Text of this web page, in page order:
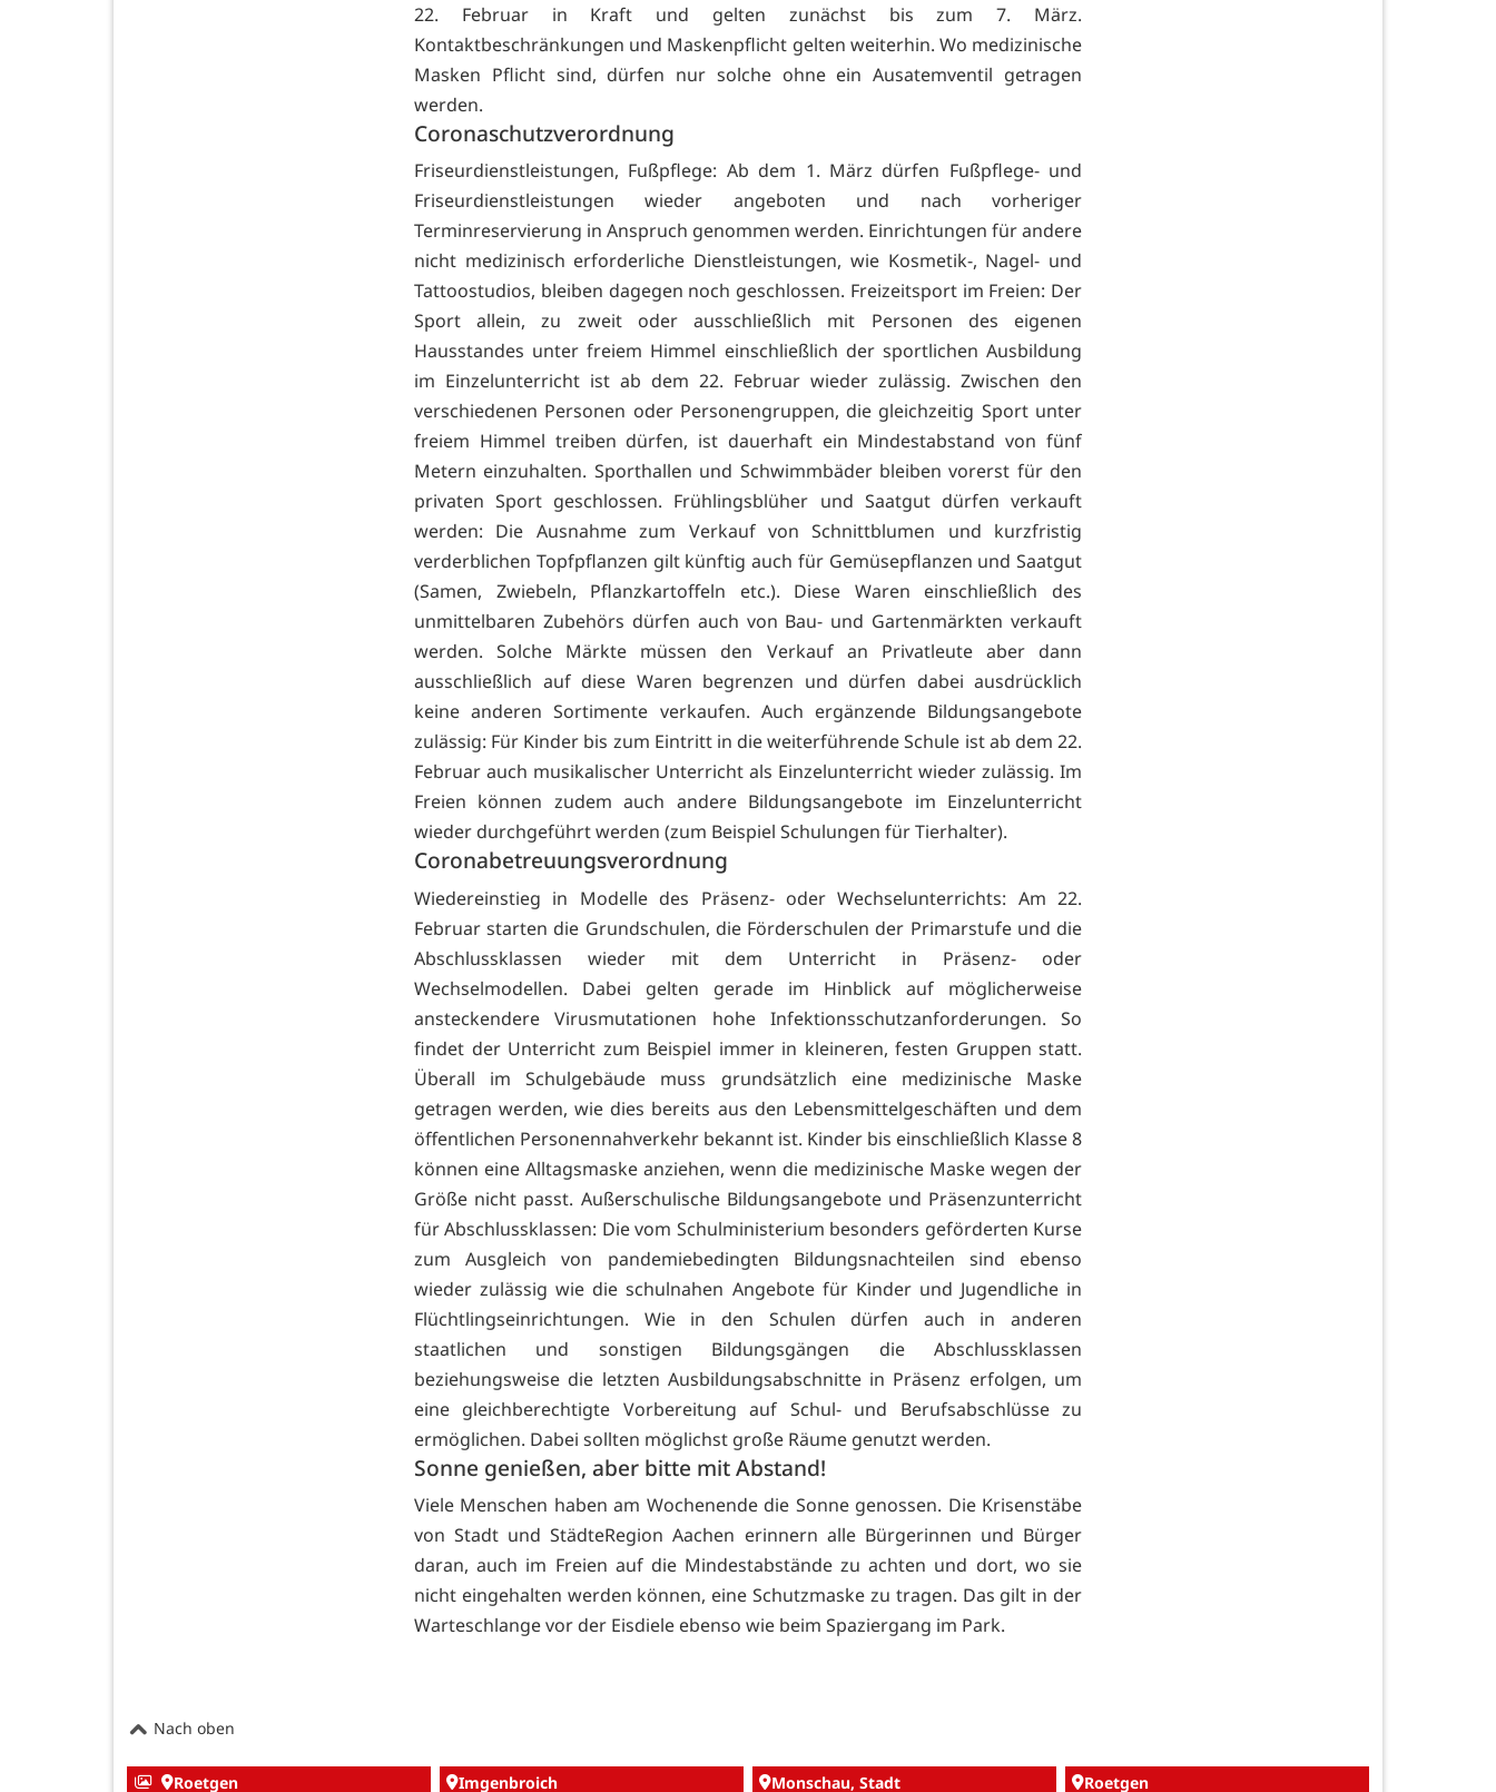
22. Februar in Kraft und gelten zunächst bis zum 7. März.
Kontaktbeschränkungen und Maskenpflicht gelten weiterhin. Wo medizinische
Masken Pflicht sind, dürfen nur solche ohne ein Ausatemventil getragen
werden.
Coronaschutzverordnung
Friseurdienstleistungen, Fußpflege: Ab dem 1. März dürfen Fußpflege- und
Friseurdienstleistungen wieder angeboten und nach vorheriger
Terminreservierung in Anspruch genommen werden. Einrichtungen für andere
nicht medizinisch erforderliche Dienstleistungen, wie Kosmetik-, Nagel- und
Tattoostudios, bleiben dagegen noch geschlossen. Freizeitsport im Freien: Der
Sport allein, zu zweit oder ausschließlich mit Personen des eigenen
Hausstandes unter freiem Himmel einschließlich der sportlichen Ausbildung
im Einzelunterricht ist ab dem 22. Februar wieder zulässig. Zwischen den
verschiedenen Personen oder Personengruppen, die gleichzeitig Sport unter
freiem Himmel treiben dürfen, ist dauerhaft ein Mindestabstand von fünf
Metern einzuhalten. Sporthallen und Schwimmbäder bleiben vorerst für den
privaten Sport geschlossen. Frühlingsblüher und Saatgut dürfen verkauft
werden: Die Ausnahme zum Verkauf von Schnittblumen und kurzfristig
verderblichen Topfpflanzen gilt künftig auch für Gemüsepflanzen und Saatgut
(Samen, Zwiebeln, Pflanzkartoffeln etc.). Diese Waren einschließlich des
unmittelbaren Zubehörs dürfen auch von Bau- und Gartenmärkten verkauft
werden. Solche Märkte müssen den Verkauf an Privatleute aber dann
ausschließlich auf diese Waren begrenzen und dürfen dabei ausdrücklich
keine anderen Sortimente verkaufen. Auch ergänzende Bildungsangebote
zulässig: Für Kinder bis zum Eintritt in die weiterführende Schule ist ab dem 22.
Februar auch musikalischer Unterricht als Einzelunterricht wieder zulässig. Im
Freien können zudem auch andere Bildungsangebote im Einzelunterricht
wieder durchgeführt werden (zum Beispiel Schulungen für Tierhalter).
Coronabetreuungsverordnung
Wiedereinstieg in Modelle des Präsenz- oder Wechselunterrichts: Am 22.
Februar starten die Grundschulen, die Förderschulen der Primarstufe und die
Abschlussklassen wieder mit dem Unterricht in Präsenz- oder
Wechselmodellen. Dabei gelten gerade im Hinblick auf möglicherweise
ansteckendere Virusmutationen hohe Infektionsschutzanforderungen. So
findet der Unterricht zum Beispiel immer in kleineren, festen Gruppen statt.
Überall im Schulgebäude muss grundsätzlich eine medizinische Maske
getragen werden, wie dies bereits aus den Lebensmittelgeschäften und dem
öffentlichen Personennahverkehr bekannt ist. Kinder bis einschließlich Klasse 8
können eine Alltagsmaske anziehen, wenn die medizinische Maske wegen der
Größe nicht passt. Außerschulische Bildungsangebote und Präsenzunterricht
für Abschlussklassen: Die vom Schulministerium besonders geförderten Kurse
zum Ausgleich von pandemiebedingten Bildungsnachteilen sind ebenso
wieder zulässig wie die schulnahen Angebote für Kinder und Jugendliche in
Flüchtlingseinrichtungen. Wie in den Schulen dürfen auch in anderen
staatlichen und sonstigen Bildungsgängen die Abschlussklassen
beziehungsweise die letzten Ausbildungsabschnitte in Präsenz erfolgen, um
eine gleichberechtigte Vorbereitung auf Schul- und Berufsabschlüsse zu
ermöglichen. Dabei sollten möglichst große Räume genutzt werden.
Sonne genießen, aber bitte mit Abstand!
Viele Menschen haben am Wochenende die Sonne genossen. Die Krisenstäbe
von Stadt und StädteRegion Aachen erinnern alle Bürgerinnen und Bürger
daran, auch im Freien auf die Mindestabstände zu achten und dort, wo sie
nicht eingehalten werden können, eine Schutzmaske zu tragen. Das gilt in der
Warteschlange vor der Eisdiele ebenso wie beim Spaziergang im Park.
Nach oben
Roetgen Imgenbroich Monschau, Stadt Roetgen